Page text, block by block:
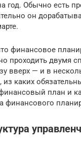
год. Обычно есть
он
финансовое
проходить двумя
вверх — и в
каких
план и
финансового